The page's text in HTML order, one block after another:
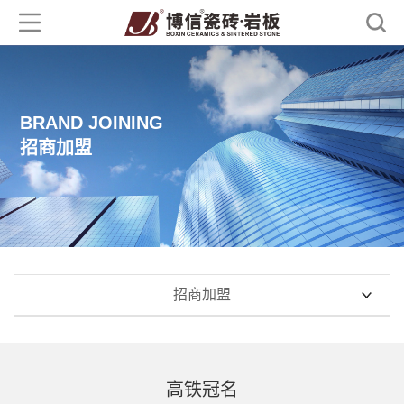
BRAND JOINING
招商加盟
招商加盟
高铁冠名